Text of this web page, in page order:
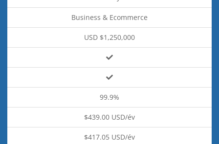
Business & Ecommerce
USD $1,250,000
99.9%
$439.00 USD/év
$417.05 USD/év